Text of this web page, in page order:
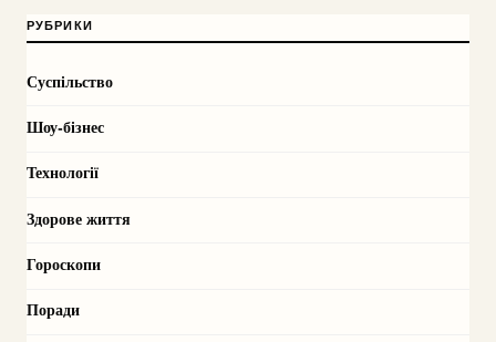
РУБРИКИ
Суспільство
Шоу-бізнес
Технології
Здорове життя
Гороскопи
Поради